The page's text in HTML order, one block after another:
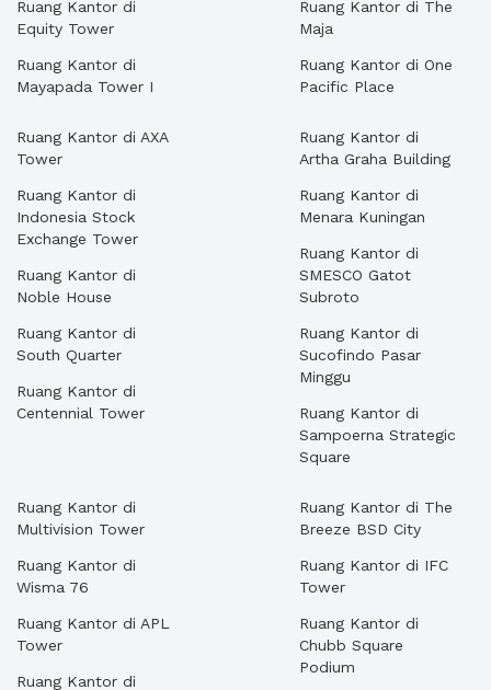
Ruang Kantor di
Equity Tower
Ruang Kantor di
Mayapada Tower I
Ruang Kantor di The
Maja
Ruang Kantor di One
Pacific Place
Ruang Kantor di AXA
Tower
Ruang Kantor di
Indonesia Stock
Exchange Tower
Ruang Kantor di
Noble House
Ruang Kantor di
South Quarter
Ruang Kantor di
Centennial Tower
Ruang Kantor di
Artha Graha Building
Ruang Kantor di
Menara Kuningan
Ruang Kantor di
SMESCO Gatot
Subroto
Ruang Kantor di
Sucofindo Pasar
Minggu
Ruang Kantor di
Sampoerna Strategic
Square
Ruang Kantor di
Multivision Tower
Ruang Kantor di
Wisma 76
Ruang Kantor di APL
Tower
Ruang Kantor di
Ruang Kantor di The
Breeze BSD City
Ruang Kantor di IFC
Tower
Ruang Kantor di
Chubb Square
Podium